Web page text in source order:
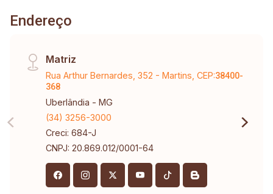
Endereço
Matriz
Rua Arthur Bernardes, 352 - Martins, CEP:38400-
368
Uberlândia - MG
(34) 3256-3000
Creci: 684-J
CNPJ: 20.869.012/0001-64